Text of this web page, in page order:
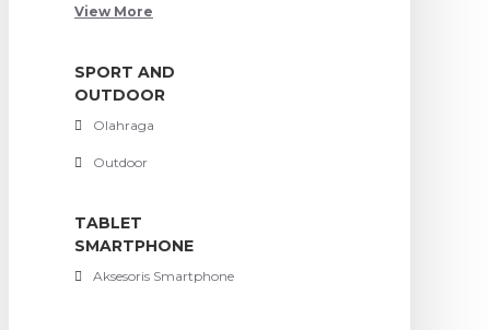
View More
SPORT AND
OUTDOOR
Olahraga
Outdoor
TABLET
SMARTPHONE
Aksesoris Smartphone